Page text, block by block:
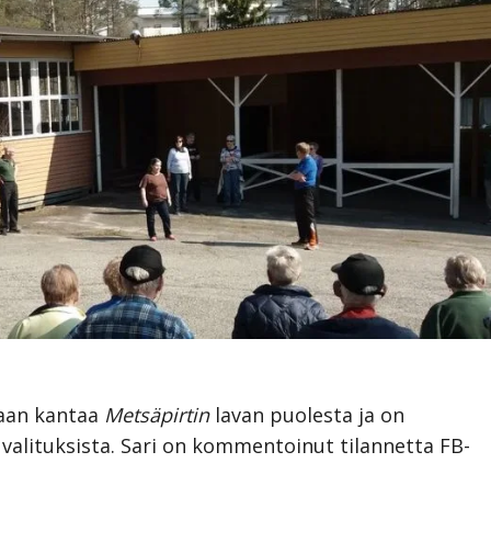
kantaa Metsäpirtinlavan puolesta ja on
Sari on kommentoinut tilannetta FB-